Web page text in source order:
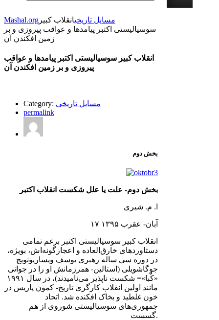
Mashal.org مسایل تاریخیانقلاب کبیر
سوسیالیستی اکتبر پیامدها و عواقب پیروزی و بر
زمین افکندن آن
انقلاب کبیر سوسیالیستی اکتبر پیامدها و عواقب
پیروزی و بر زمین افکندن آن
Category: مسایل تاریخی
permalink
بخش دوم
بخش دوم- علت یا علل شکست انقلاب اکتبر
ا. م. شیری
۱۷ آبان- عقرب ۱٣۹۵
انقلاب کبیر سوسیالیستی اکتبر برغم تمامی
دستاوردهای خارق‌العاده و اعجازگونه‌اش، بویژه،
در دوره سی ساله رهبری یوسف ویساریونویچ
جوگاشویلی (استالین- همرزمانش او را در جوانی
«کُبا»= شکست ناپذیر می‌نامیدند)، در سال ۱۹۹۱
مانند اولین انقلاب کارگری تاریخ- کمون پاریس در
خون غلطید و بخاک افکنده شد. اتحاد
جمهوری‌های سوسیالیستی شوروی از هم
گسست.